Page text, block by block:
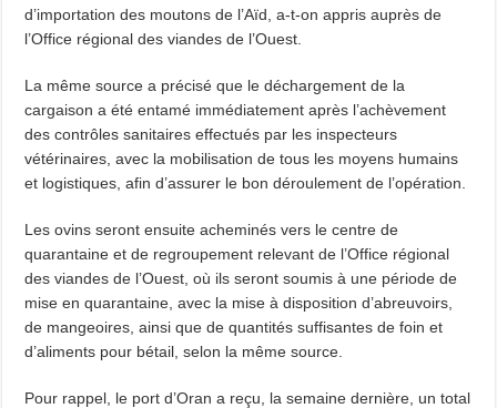
d’importation des moutons de l’Aïd, a-t-on appris auprès de
l’Office régional des viandes de l’Ouest.
La même source a précisé que le déchargement de la
cargaison a été entamé immédiatement après l’achèvement
des contrôles sanitaires effectués par les inspecteurs
vétérinaires, avec la mobilisation de tous les moyens humains
et logistiques, afin d’assurer le bon déroulement de l’opération.
Les ovins seront ensuite acheminés vers le centre de
quarantaine et de regroupement relevant de l’Office régional
des viandes de l’Ouest, où ils seront soumis à une période de
mise en quarantaine, avec la mise à disposition d’abreuvoirs,
de mangeoires, ainsi que de quantités suffisantes de foin et
d’aliments pour bétail, selon la même source.
Pour rappel, le port d’Oran a reçu, la semaine dernière, un total